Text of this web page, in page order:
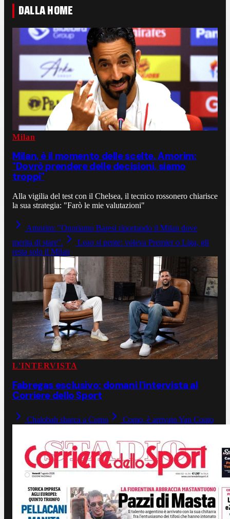
DALLA HOME
Milan
Milan, è il momento delle scelte. Amorim:
"Dovrò prendere delle decisioni, siamo
troppi"
Alla vigilia del test con il Chelsea, il tecnico rossonero chiarisce
la sua strategia: "Farò le mie valutazioni"
Amorim: "Onoriamo Baresi riportando il Milan dove
merita di stare".
Leao si pente: voleva Premier o Liga, gli
resta solo il Milan
L'INTERVISTA
Fabregas esclusivo: domani l'intervista al
Corriere dello Sport
Chalobah sbarca a Como Como, è arrivato Yan Couto